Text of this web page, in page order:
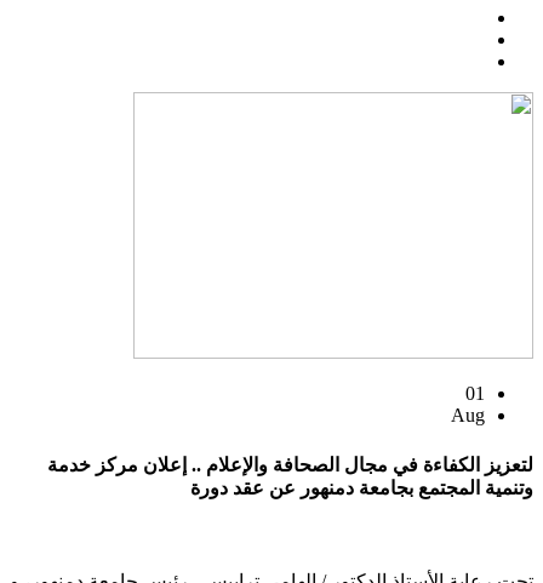
01
Aug
لتعزيز الكفاءة في مجال الصحافة والإعلام .. إعلان مركز خدمة
وتنمية المجتمع بجامعة دمنهور عن عقد دورة